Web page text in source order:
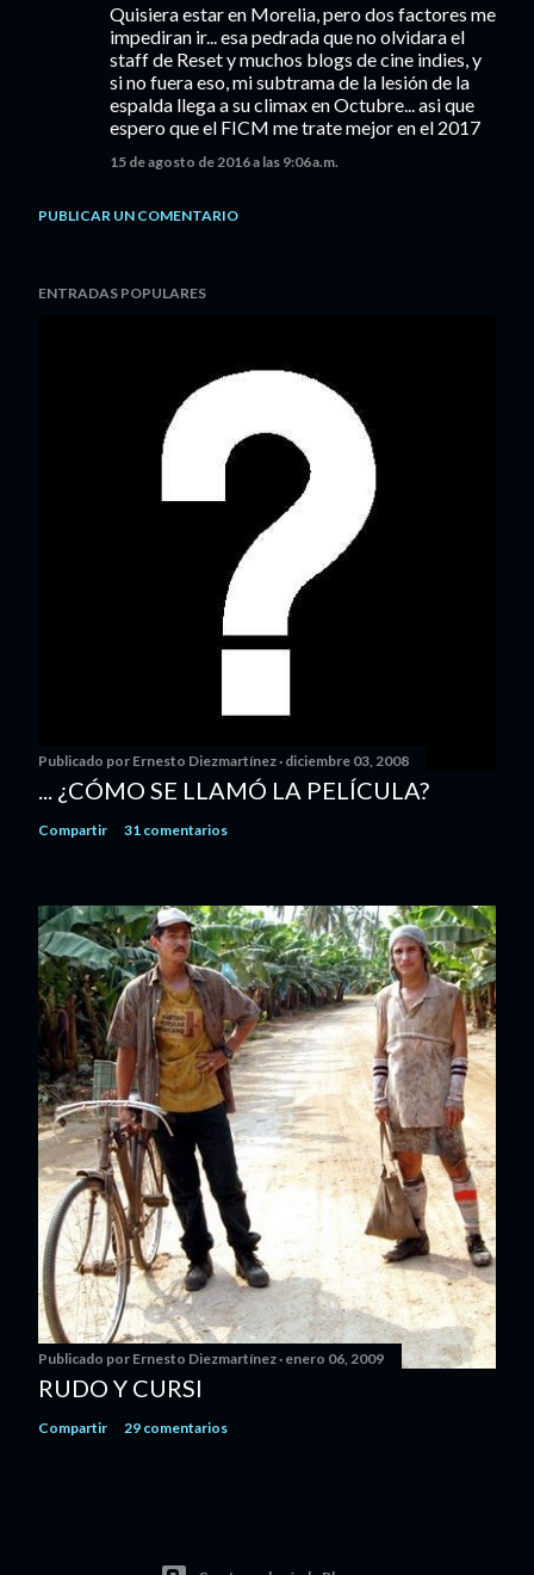
Quisiera estar en Morelia, pero dos factores me
impediran ir... esa pedrada que no olvidara el
staff de Reset y muchos blogs de cine indies, y
si no fuera eso, mi subtrama de la lesión de la
espalda llega a su climax en Octubre... asi que
espero que el FICM me trate mejor en el 2017
15 de agosto de 2016 a las 9:06 a.m.
PUBLICAR UN COMENTARIO
ENTRADAS POPULARES
Publicado por Ernesto Diezmartínez diciembre 03, 2008
... ¿CÓMO SE LLAMÓ LA PELÍCULA?
Compartir 31 comentarios
Publicado por Ernesto Diezmartínez enero 06, 2009
RUDO Y CURSI
Compartir 29 comentarios